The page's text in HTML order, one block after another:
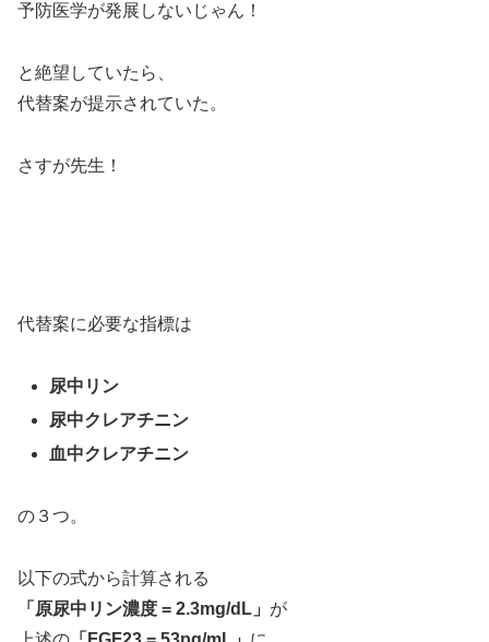
予防医学が発展しないじゃん！
と絶望していたら、
代替案が提示されていた。
さすが先生！
代替案に必要な指標は
尿中リン
尿中クレアチニン
血中クレアチニン
の３つ。
以下の式から計算される
「原尿中リン濃度 = 2.3mg/dL」 が